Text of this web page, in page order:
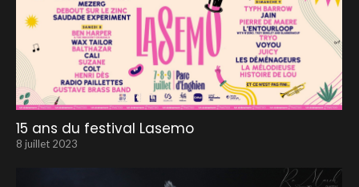
15 ans du festival Lasemo
8 juillet 2023